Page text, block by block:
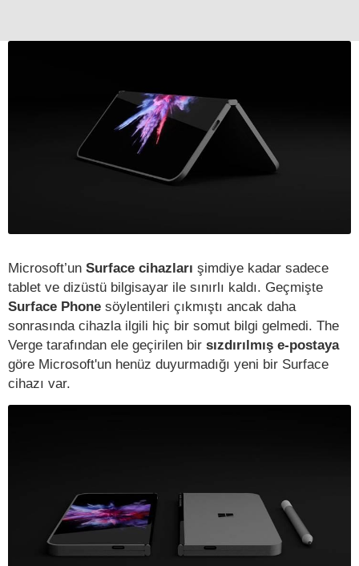
Microsoft’un Surface cihazları şimdiye kadar sadece
tablet ve dizüstü bilgisayar ile sınırlı kaldı. Geçmişte
Surface Phone söylentileri çıkmıştı ancak daha
sonrasında cihazla ilgili hiç bir somut bilgi gelmedi. The
Verge tarafından ele geçirilen bir sızdırılmış e-postaya
göre Microsoft'un henüz duyurmadığı yeni bir Surface
cihazı var.